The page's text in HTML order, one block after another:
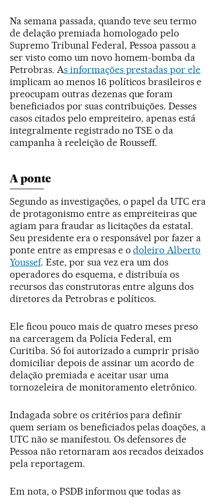
Na semana passada, quando teve seu termo
de delação premiada homologado pelo
Supremo Tribunal Federal, Pessoa passou a
ser visto como um novo homem-bomba da
Petrobras. As informações prestadas por ele
implicam ao menos 16 políticos brasileiros e
preocupam outras dezenas que foram
beneficiados por suas contribuições. Desses
casos citados pelo empreiteiro, apenas está
integralmente registrado no TSE o da
campanha à reeleição de Rousseff.
A ponte
Segundo as investigações, o papel da UTC era
de protagonismo entre as empreiteiras que
agiam para fraudar as licitações da estatal.
Seu presidente era o responsável por fazer a
ponte entre as empresas e odoleiro Alberto
Youssef. Este, por sua vez era um dos
operadores do esquema, e distribuía os
recursos das construtoras entre alguns dos
diretores da Petrobras e políticos.
Ele ficou pouco mais de quatro meses preso
na carceragem da Polícia Federal, em
Curitiba. Só foi autorizado a cumprir prisão
domiciliar depois de assinar um acordo de
delação premiada e aceitar usar uma
tornozeleira de monitoramento eletrônico.
Indagada sobre os critérios para definir
quem seriam os beneficiados pelas doações, a
UTC não se manifestou. Os defensores de
Pessoa não retornaram aos recados deixados
pela reportagem.
Em nota, o PSDB informou que todas as